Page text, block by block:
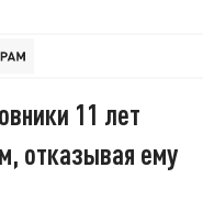
11 лет
отказывая ему